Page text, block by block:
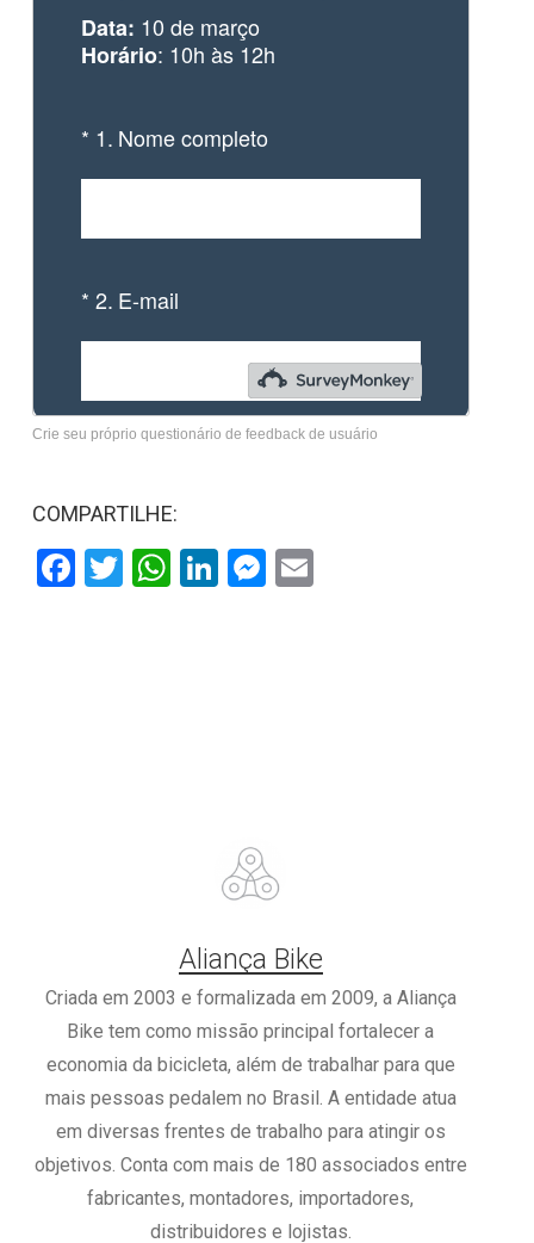
Crie seu próprio questionário de feedback de usuário
COMPARTILHE:
Facebook
Twitter
WhatsApp
LinkedIn
Messenger
Email
Aliança Bike
Criada em 2003 e formalizada em 2009, a Aliança
Bike tem como missão principal fortalecer a
economia da bicicleta, além de trabalhar para que
mais pessoas pedalem no Brasil. A entidade atua
em diversas frentes de trabalho para atingir os
objetivos. Conta com mais de 180 associados entre
fabricantes, montadores, importadores,
distribuidores e lojistas.